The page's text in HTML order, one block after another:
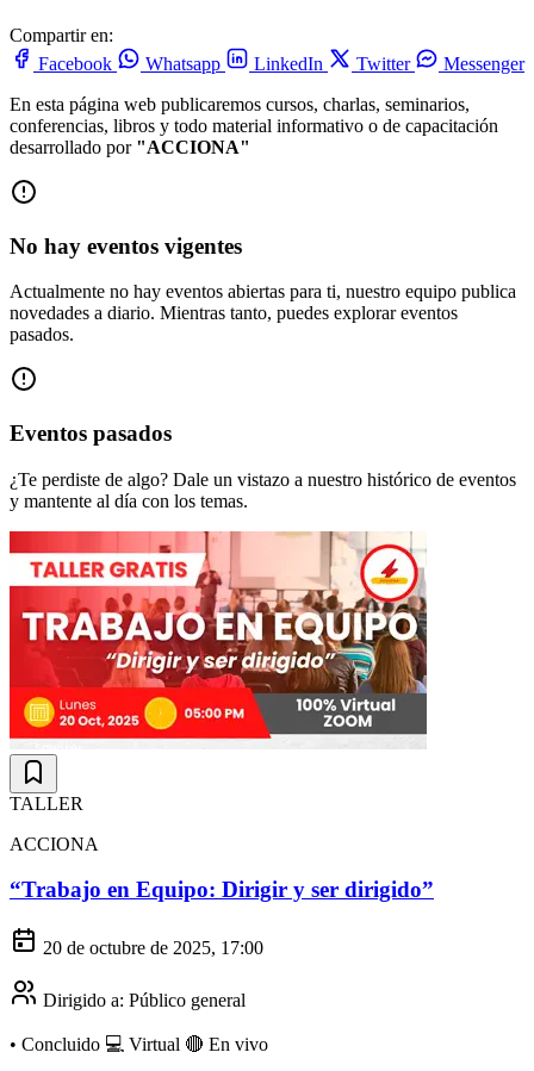
Compartir en:
Facebook
Whatsapp LinkedIn Twitter
Messenger
En esta página web publicaremos cursos, charlas, seminarios,
conferencias, libros y todo material informativo o de capacitación
desarrollado por "ACCIONA"
No hay eventos vigentes
Actualmente no hay eventos abiertas para ti, nuestro equipo publica
novedades a diario. Mientras tanto, puedes explorar eventos
pasados.
Eventos pasados
¿Te perdiste de algo? Dale un vistazo a nuestro histórico de eventos
y mantente al día con los temas.
TALLER
ACCIONA
“Trabajo en Equipo: Dirigir y ser dirigido”
20 de octubre de 2025, 17:00
Dirigido a: Público general
• Concluido 💻 Virtual 🔴 En vivo